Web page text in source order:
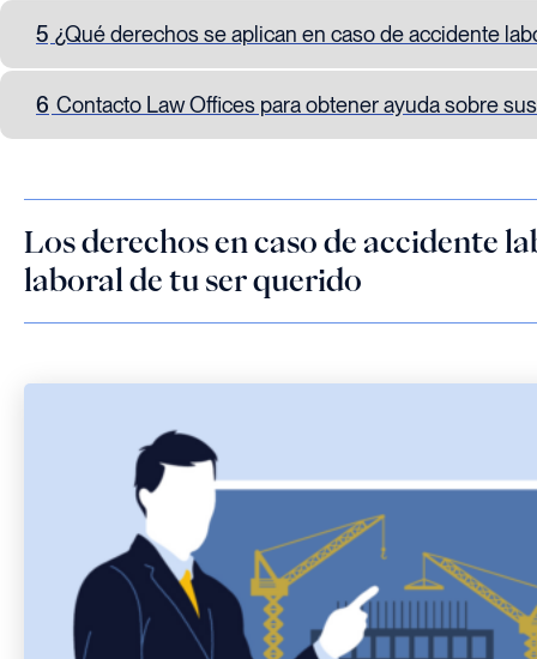
5 ¿Qué derechos se aplican en caso de accidente
6 Contacto Law Offices para obtener ayuda sobre
Los derechos en caso de accidente
laboral de tu ser querido